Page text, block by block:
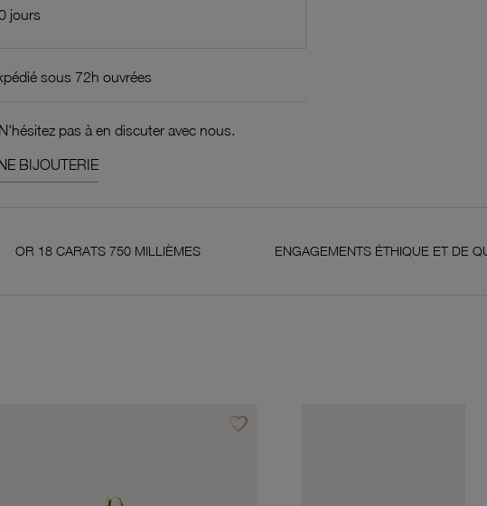
jours
sous 72h ouvrées
pas à en discuter avec nous.
BIJOUTERIE
750 MILLIÈMES ENGAGEMENTS ÉTHIQUE ET DE QUALITÉ
favorite_borderAjouter à vos favoris